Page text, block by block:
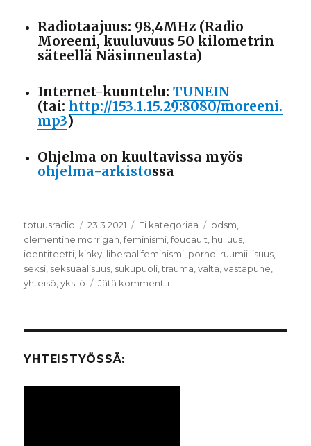
Radiotaajuus: 98,4MHz (Radio
Moreeni, kuuluvuus 50 kilometrin
säteellä Näsinneulasta)
Internet-kuuntelu:TUNEIN
(tai:http://153.1.15.29:8080/moreeni.
mp3)
Ohjelma on kuultavissa myös
ohjelma-arkistossa
Kirjoittaja
totuusradio Julkaistu
23.3.2021 Kategoriat
Ei kategoriaa Avainsanat
bdsm,
clementine morrigan,feminismi,foucault, hulluus,
identiteetti, kinky, liberaalifeminismi, porno, ruumiillisuus,
seksi, seksuaalisuus, sukupuoli,trauma,valta,vastapuhe,
yhteisö,yksilö Jätä kommentti
trauma
YHTEISTYÖSSÄ: